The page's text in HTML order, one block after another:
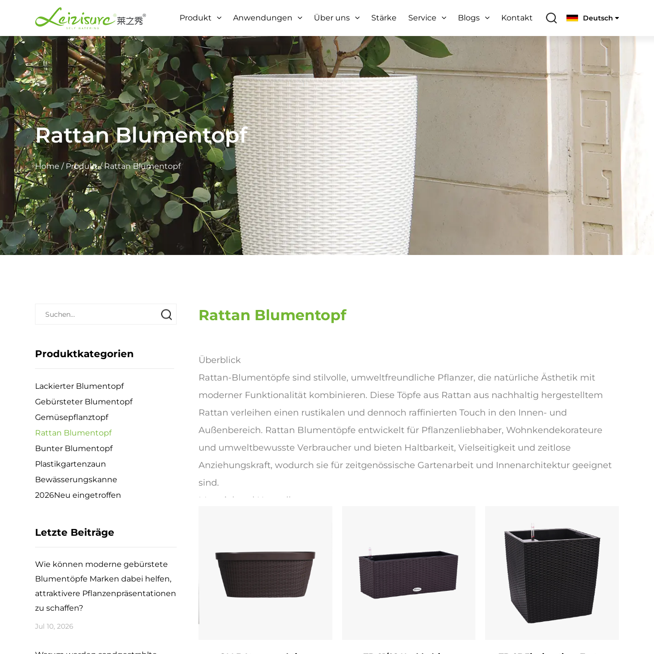
Produkt Anwendungen Über uns Stärke Service Blogs Kontakt Deutsch
Rattan Blumentopf
Home / Produkt/Rattan Blumentopf
Produktkategorien
Lackierter Blumentopf
Gebürsteter Blumentopf
Gemüsepflanztopf
Rattan Blumentopf
Bunter Blumentopf
Plastikgartenzaun
Bewässerungskanne
2026Neu eingetroffen
Letzte Beiträge
Wie können moderne gebürstete
Blumentöpfe Marken dabei helfen,
attraktivere Pflanzenpräsentationen
zu schaffen?
Jul 10, 2026
Rattan Blumentopf
Überblick
Rattan-Blumentöpfe sind stilvolle, umweltfreundliche Pflanzer, die natürliche Ästhetik mit
moderner Funktionalität kombinieren. Diese Töpfe aus Rattan aus nachhaltig hergestelltem
Rattan verleihen einen rustikalen und dennoch raffinierten Touch in den Innen- und
Außenbereich. Rattan Blumentöpfe entwickelt für Pflanzenliebhaber, Wohnkendekorateure
und umweltbewusste Verbraucher und bieten Haltbarkeit, Vielseitigkeit und zeitlose
Anziehungskraft, wodurch sie für zeitgenössische Gartenarbeit und Innenarchitektur geeignet
sind.
Material und Herstellung
Palmenarten-hergestellt, um fortschrittliche Webtechniken zu erzielen, um Konsistenz und
Haltbarkeit zu gewährleisten. Rattans natürliche Flexibilität und Stärke ermöglichen
komplizierte, maschinenunterstützte Webmuster, die traditionelle Konstruktionen nachahmen
und gleichzeitig die strukturelle Integrität aufrechterhalten. Das Material ist leicht, natürlich
feuchtigkeitsbeständig und mit umweltfreundlichen Beschichtungen behandelt, um die
Wetterfestigkeit in Außenumgebungen zu verbessern. Verstärkte Basen und Kanten bieten